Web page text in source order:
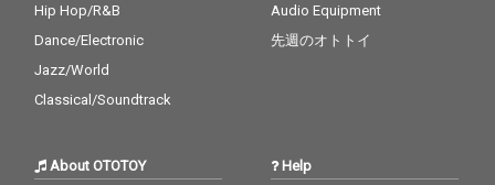
Hip Hop/R&B
Dance/Electronic
Jazz/World
Classical/Soundtrack
Audio Equipment
先週のオトトイ
About OTOTOY Help